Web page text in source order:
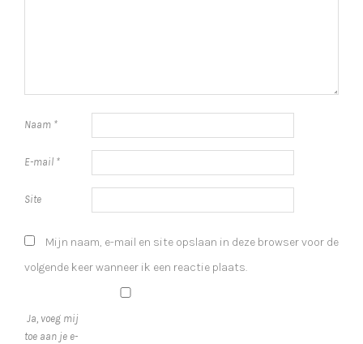
Naam *
E-mail *
Site
Mijn naam, e-mail en site opslaan in deze browser voor de
volgende keer wanneer ik een reactie plaats.
Ja, voeg mij
toe aan je e-